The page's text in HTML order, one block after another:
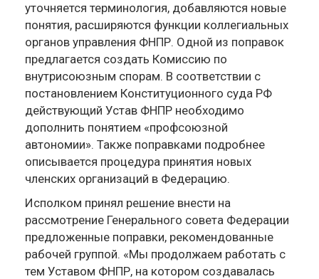
уточняется терминология, добавляются новые
понятия, расширяются функции коллегиальных
органов управления ФНПР. Одной из поправок
предлагается создать Комиссию по
внутрисоюзным спорам. В соответствии с
постановлением Конституционного суда РФ
действующий Устав ФНПР необходимо
дополнить понятием «профсоюзной
автономии». Также поправками подробнее
описывается процедура принятия новых
членских организаций в Федерацию.
Исполком принял решение внести на
рассмотрение Генерального совета Федерации
предложенные поправки, рекомендованные
рабочей группой. «Мы продолжаем работать с
тем Уставом ФНПР, на котором создавалась